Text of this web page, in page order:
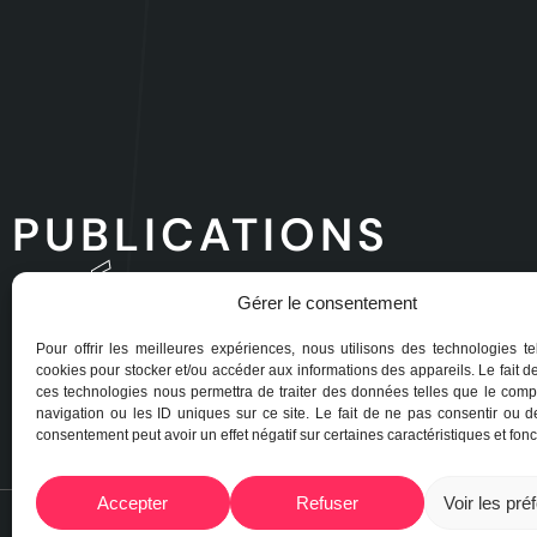
Gérer le consentement
Pour offrir les meilleures expériences, nous utilisons des technologies
cookies pour stocker et/ou accéder aux informations des appareils. Le fait
ces technologies nous permettra de traiter des données telles que le
navigation ou les ID uniques sur ce site. Le fait de ne pas consentir ou
consentement peut avoir un effet négatif sur certaines caractéristiques et
Accepter Refuser Voir les
PUBLICATIONS
RÉCENTES
© PUBLICATION